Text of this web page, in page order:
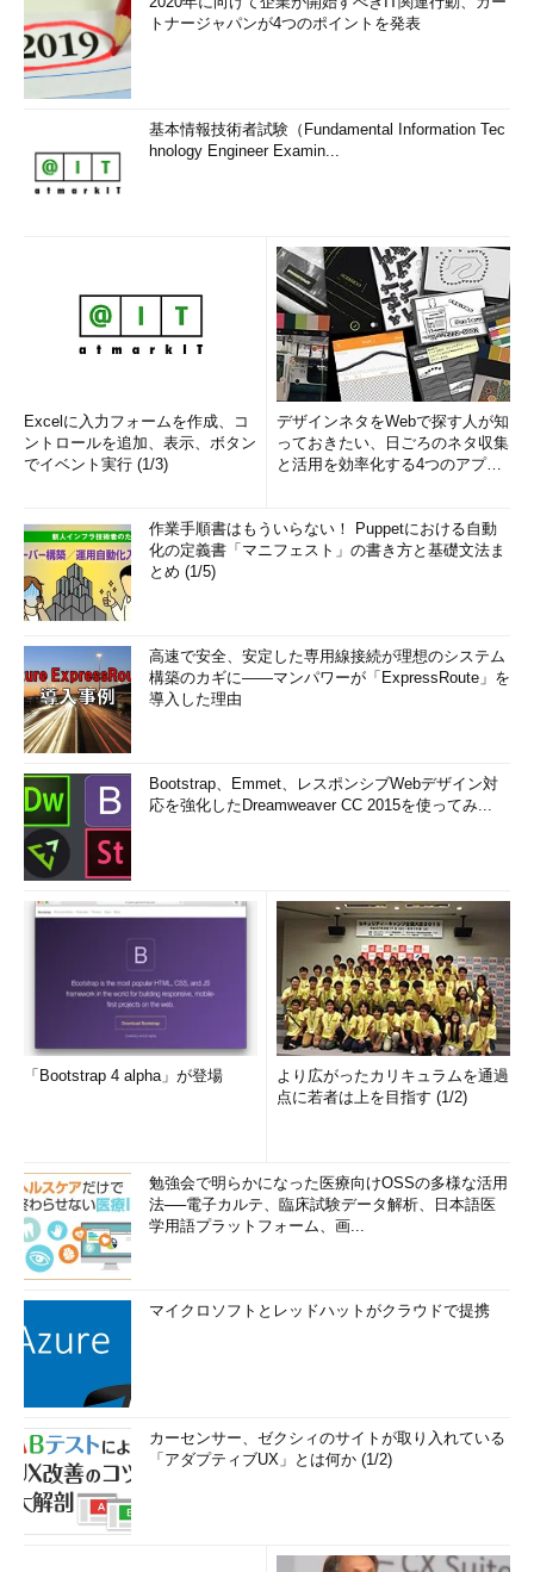
トナージャパンが4つのポイントを発表
基本情報技術者試験（Fundamental Information Tec
hnology Engineer Examin...
Excelに入力フォームを作成、コ
ントロールを追加、表示、ボタン
でイベント実行 (1/3)
デザインネタをWebで探す人が知
っておきたい、日ごろのネタ収集
と活用を効率化する4つのアプリ
作業手順書はもういらない！ Puppetにおける自動
化の定義書「マニフェスト」の書き方と基礎文法ま
とめ (1/5)
高速で安全、安定した専用線接続が理想のシステム
構築のカギに――マンパワーが「ExpressRoute」を
導入した理由
Bootstrap、Emmet、レスポンシブWebデザイン対
応を強化したDreamweaver CC 2015を使ってみ...
「Bootstrap 4 alpha」が登場
より広がったカリキュラムを通過
点に若者は上を目指す (1/2)
勉強会で明らかになった医療向けOSSの多様な活用
法──電子カルテ、臨床試験データ解析、日本語医
学用語プラットフォーム、画...
マイクロソフトとレッドハットがクラウドで提携
カーセンサー、ゼクシィのサイトが取り入れている
「アダプティブUX」とは何か (1/2)